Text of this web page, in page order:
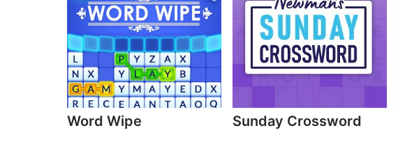
Word Wipe Sunday Crossword